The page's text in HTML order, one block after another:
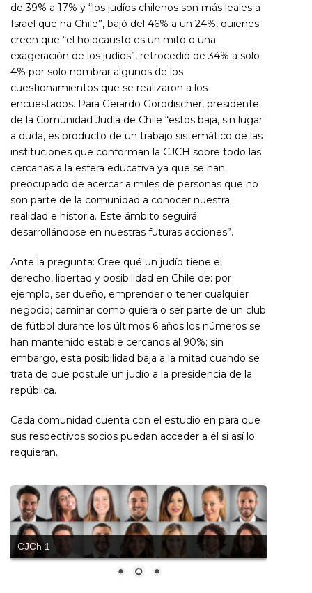
de 39% a 17% y “los judíos chilenos son más leales a
Israel que ha Chile”, bajó del 46% a un 24%, quienes
creen que “el holocausto es un mito o una
exageración de los judíos”, retrocedió de 34% a solo
4% por solo nombrar algunos de los
cuestionamientos que se realizaron a los
encuestados. Para Gerardo Gorodischer, presidente
de la Comunidad Judía de Chile “estos baja, sin lugar
a duda, es producto de un trabajo sistemático de las
instituciones que conforman la CJCH sobre todo las
cercanas a la esfera educativa ya que se han
preocupado de acercar a miles de personas que no
son parte de la comunidad a conocer nuestra
realidad e historia. Este ámbito seguirá
desarrollándose en nuestras futuras acciones”.
Ante la pregunta: Cree qué un judío tiene el
derecho, libertad y posibilidad en Chile de: por
ejemplo, ser dueño, emprender o tener cualquier
negocio; caminar como quiera o ser parte de un club
de fútbol durante los últimos 6 años los números se
han mantenido estable cercanos al 90%; sin
embargo, esta posibilidad baja a la mitad cuando se
trata de que postule un judío a la presidencia de la
república.
Cada comunidad cuenta con el estudio en para que
sus respectivos socios puedan acceder a él si así lo
requieran.
CJCh 1